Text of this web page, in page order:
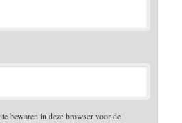
bewaren in deze browser voor de